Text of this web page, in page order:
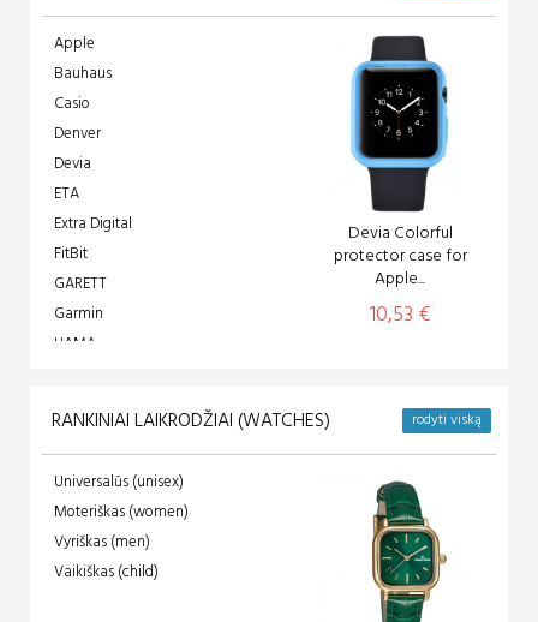
Devia Colorful
protector case for
Apple...
10,53 €
Apple
Bauhaus
Casio
Denver
Devia
ETA
Extra Digital
FitBit
GARETT
Garmin
HAMA
huami
Intersale sp. z o.o.
KIESLECT
LAMAX
M-TAC
RANKINIAI LAIKRODŽIAI (WATCHES) rodyti viską
Universalūs (unisex)
Moteriškas (women)
Vyriškas (men)
Vaikiškas (child)